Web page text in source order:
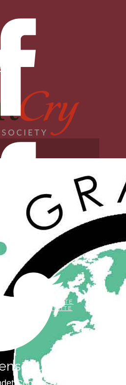
REFORMIERTE
ALLE RECHTE
Cookies, um Ihnen die